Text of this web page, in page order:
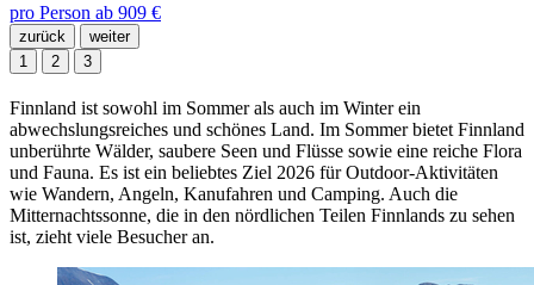
pro Person ab 909 €
zurück
weiter
1
2 3
Finnland ist sowohl im Sommer als auch im Winter ein
abwechslungsreiches und schönes Land. Im Sommer bietet Finnland
unberührte Wälder, saubere Seen und Flüsse sowie eine reiche Flora
und Fauna. Es ist ein beliebtes Ziel 2026 für Outdoor-Aktivitäten
wie Wandern, Angeln, Kanufahren und Camping. Auch die
Mitternachtssonne, die in den nördlichen Teilen Finnlands zu sehen
ist, zieht viele Besucher an.